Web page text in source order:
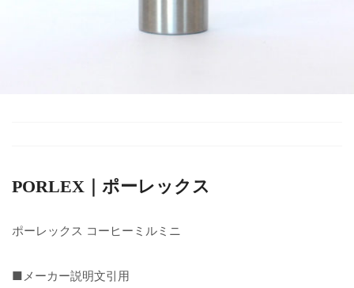
PORLEX｜ポーレックス
ポーレックス コーヒーミルミニ
■メーカー説明文引用